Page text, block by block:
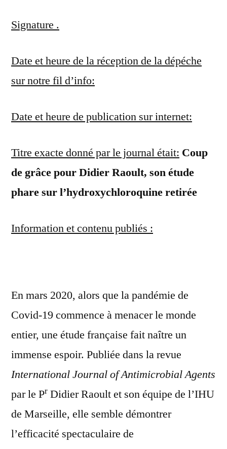
Signature .
Date et heure de la réception de la dépéche
sur notre fil d’info:
Date et heure de publication sur internet:
Titre exacte donné par le journal était: Coup
de grâce pour Didier Raoult, son étude
phare sur l’hydroxychloroquine retirée
Information et contenu publiés :
En mars 2020, alors que la pandémie de
Covid-19 commence à menacer le monde
entier, une étude française fait naître un
immense espoir. Publiée dans la revue
International Journal of Antimicrobial Agents
par le Pr Didier Raoult et son équipe de l’IHU
de Marseille, elle semble démontrer
l’efficacité spectaculaire de